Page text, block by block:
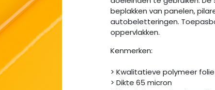
beplakken van panelen,
autobeletteringen.
oppervlakken.
Kenmerken:
> Kwalitatieve polymeer folie
> Dikte 65 micron